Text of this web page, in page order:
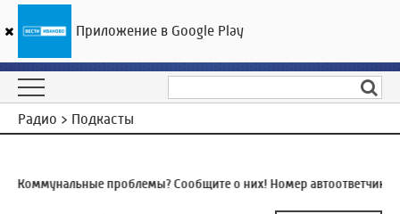
ГТРК «Ивтелерадио»
Радио > Подкасты
Коммунальные проблемы? Сообщите о них! Номер автоответчика:
Приложение в Google Play